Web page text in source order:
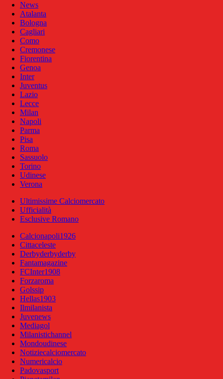
News
Atalanta
Bologna
Cagliari
Como
Cremonese
Fiorentina
Genoa
Inter
Juventus
Lazio
Lecce
Milan
Napoli
Parma
Pisa
Roma
Sassuolo
Torino
Udinese
Verona
Ultimissime Calciomercato
Ufficialità
Esclusive Romano
Calcionapoli1926
Cittaceleste
Derbyderbyderby
Fantamagazine
FCInter1908
Forzaroma
Golssip
Hellas1903
Ilmilanista
Juvenews
Mediagol
Milanistichannel
Mondoudinese
Notiziecalciomercato
Numericalcio
Padovasport